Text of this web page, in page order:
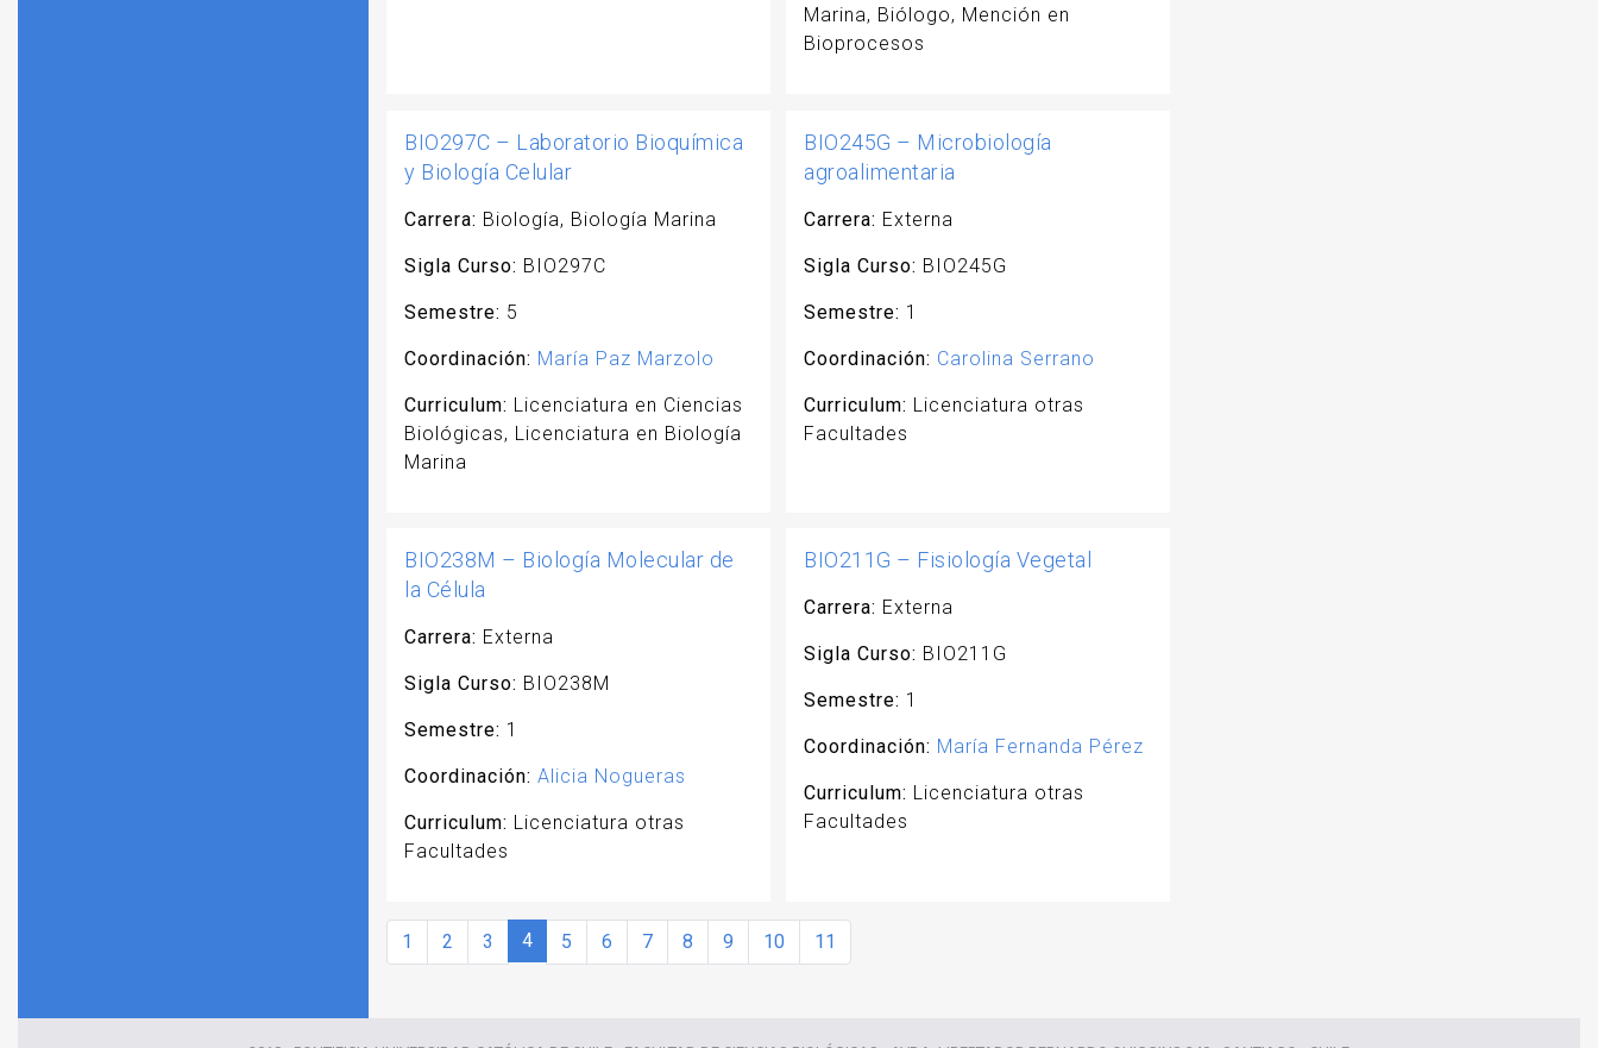
Marina, Biólogo, Mención en
Bioprocesos
BIO297C – Laboratorio Bioquímica
y Biología Celular
Carrera: Biología, Biología Marina
Sigla Curso: BIO297C
Semestre: 5
Coordinación: María Paz Marzolo
Curriculum: Licenciatura en Ciencias
Biológicas, Licenciatura en Biología
Marina
BIO245G – Microbiología
agroalimentaria
Carrera: Externa
Sigla Curso: BIO245G
Semestre: 1
Coordinación: Carolina Serrano
Curriculum: Licenciatura otras
Facultades
BIO238M – Biología Molecular de
la Célula
Carrera: Externa
Sigla Curso: BIO238M
Semestre: 1
Coordinación: Alicia Nogueras
Curriculum: Licenciatura otras
Facultades
BIO211G – Fisiología Vegetal
Carrera: Externa
Sigla Curso: BIO211G
Semestre: 1
Coordinación: María Fernanda Pérez
Curriculum: Licenciatura otras
Facultades
Page navigation
Page
1 Page
2 Page
3 Current Page
4 Page
5 Page
6 Page
7 Page
8 Page
9 Page
10 Page
11